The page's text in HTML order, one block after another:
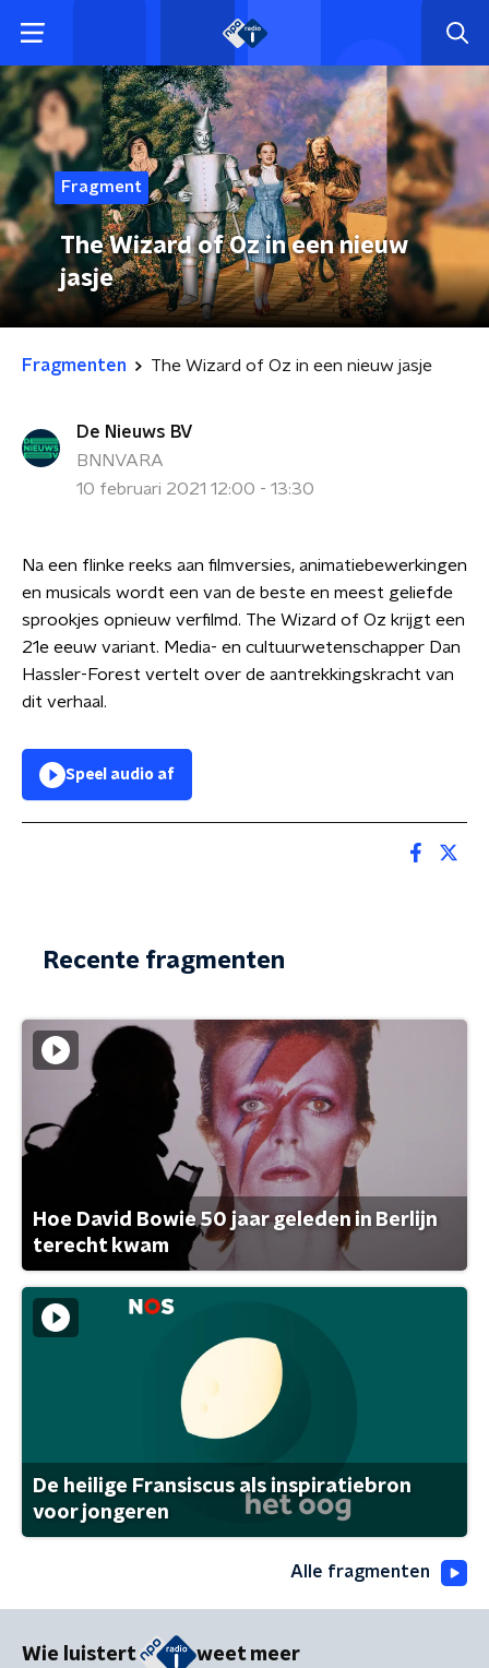
Fragment
The Wizard of Oz in een nieuw
jasje
Fragmenten The Wizard of Oz in een nieuw jasje
De Nieuws BV
BNNVARA
10 februari 2021 12:00 - 13:30
Na een flinke reeks aan filmversies, animatiebewerkingen
en musicals wordt een van de beste en meest geliefde
sprookjes opnieuw verfilmd. The Wizard of Oz krijgt een
21e eeuw variant. Media- en cultuurwetenschapper Dan
Hassler-Forest vertelt over de aantrekkingskracht van
dit verhaal.
Speel audio af
Recente fragmenten
Hoe David Bowie 50 jaar geleden in Berlijn
terecht kwam
De heilige Fransiscus als inspiratiebron
voor jongeren
Alle fragmenten
Wie luistert weet meer